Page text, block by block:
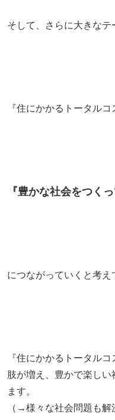
そして、さらに大きなテ
『住にかかるトータル
『豊かな社会をつく
につながっていくと考え
『住にかかるトータル
肢が増え、豊かで楽し
ます。
（→様々な社会問題も解